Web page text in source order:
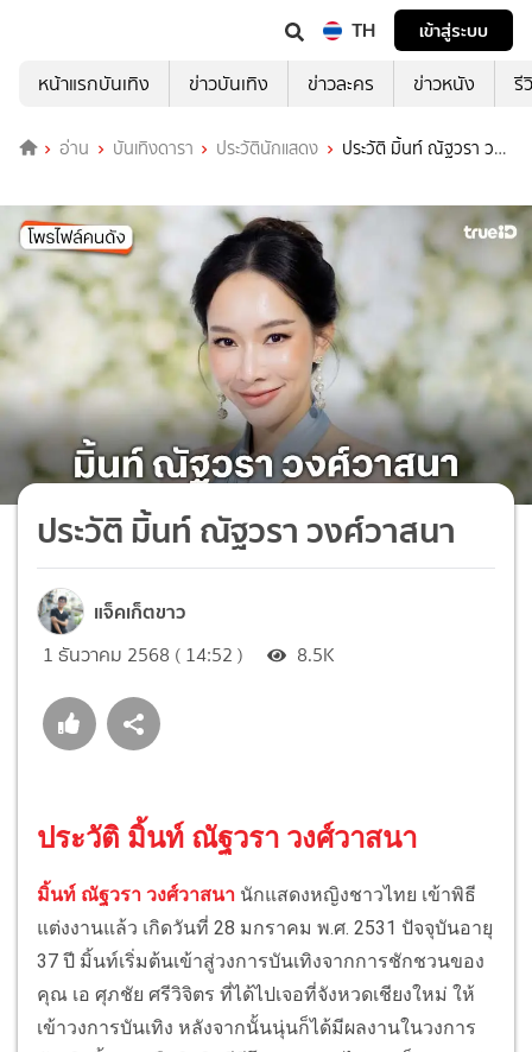
TH
เข้าสู่ระบบ
หน้าแรกบันเทิง
ข่าวบันเทิง ข่าวละคร ข่าวหนัง รี
อ่าน บันเทิงดารา ประวัตินักแสดง
ประวัติ มิ้นท์ ณัฐวรา วงศ์
ประวัติ มิ้นท์ ณัฐวรา วงศ์วาสนา
แจ็คเก็ตขาว
1 ธันวาคม 2568 ( 14:52 ) 8.5K
ประวัติ มิ้นท์ ณัฐวรา วงศ์วาสนา
มิ้นท์ ณัฐวรา วงศ์วาสนา นักแสดงหญิงชาวไทย เข้าพิธี
แต่งงานแล้ว เกิดวันที่ 28 มกราคม พ.ศ. 2531 ปัจจุบันอายุ
37 ปี มิ้นท์เริ่มต้นเข้าสู่วงการบันเทิงจากการชักชวนของ
คุณ เอ ศุภชัย ศรีวิจิตร ที่ได้ไปเจอที่จังหวดเชียงใหม่ ให้
เข้าวงการบันเทิง หลังจากนั้นนุ่นก็ได้มีผลงานในวงการ